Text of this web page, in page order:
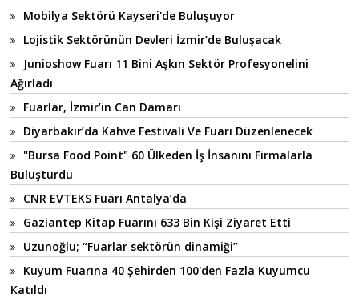
Mobilya Sektörü Kayseri'de Buluşuyor
Lojistik Sektörünün Devleri İzmir’de Buluşacak
Junioshow Fuarı 11 Bini Aşkın Sektör Profesyonelini
Ağırladı
Fuarlar, İzmir’in Can Damarı
Diyarbakır’da Kahve Festivali Ve Fuarı Düzenlenecek
"Bursa Food Point" 60 Ülkeden İş İnsanını Firmalarla
Buluşturdu
CNR EVTEKS Fuarı Antalya’da
Gaziantep Kitap Fuarını 633 Bin Kişi Ziyaret Etti
Uzunoğlu; “Fuarlar sektörün dinamiği”
Kuyum Fuarına 40 Şehirden 100'den Fazla Kuyumcu
Katıldı